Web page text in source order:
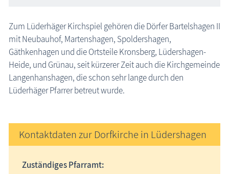
Zum Lüderhäger Kirchspiel gehören die Dörfer Bartelshagen II
mit Neubauhof, Martenshagen, Spoldershagen,
Gäthkenhagen und die Ortsteile Kronsberg, Lüdershagen-
Heide, und Grünau, seit kürzerer Zeit auch die Kirchgemeinde
Langenhanshagen, die schon sehr lange durch den
Lüderhäger Pfarrer betreut wurde.
Kontaktdaten zur Dorfkirche in Lüdershagen
Zuständiges Pfarramt: